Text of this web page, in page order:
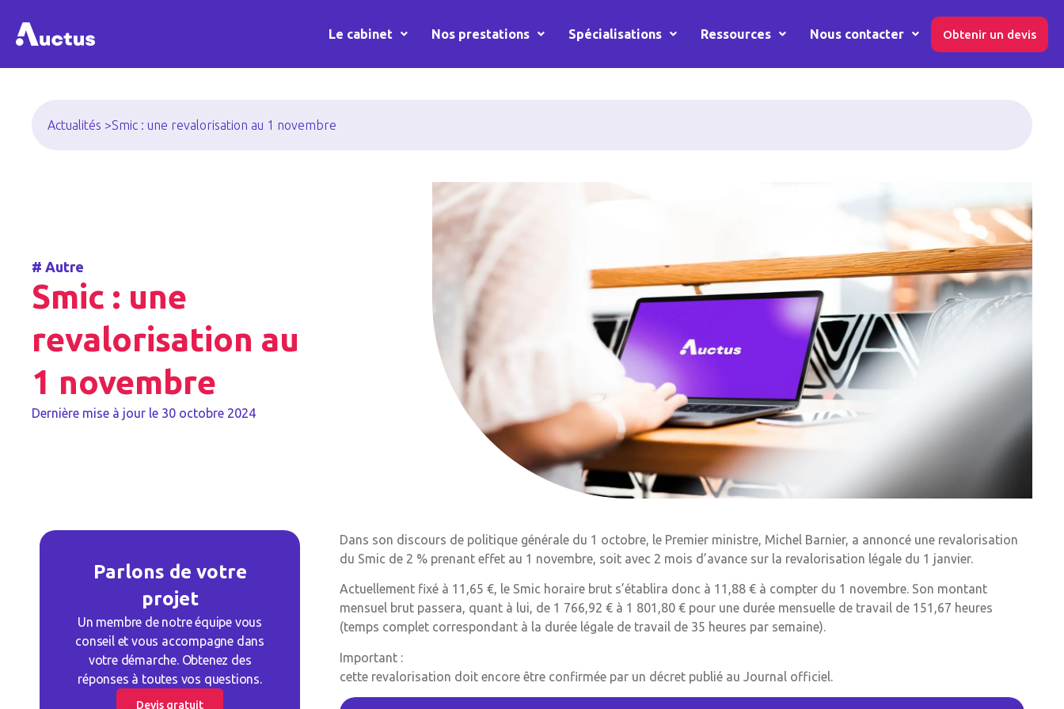
Le cabinet Nos prestations Spécialisations Ressources Nous contacter Obtenir un devis
Actualités >Smic : une revalorisation au 1 novembre
# Autre
Smic : une
revalorisation au
1 novembre
Dernière mise à jour le 30 octobre 2024
Parlons de votre
projet
Un membre de notre équipe vous
conseil et vous accompagne dans
votre démarche. Obtenez des
réponses à toutes vos questions.
Devis gratuit
Dans son discours de politique générale du 1 octobre, le Premier ministre, Michel Barnier, a annoncé une revalorisation
du Smic de 2 % prenant effet au 1 novembre, soit avec 2 mois d’avance sur la revalorisation légale du 1 janvier.
Actuellement fixé à 11,65 €, le Smic horaire brut s’établira donc à 11,88 € à compter du 1 novembre. Son montant
mensuel brut passera, quant à lui, de 1 766,92 € à 1 801,80 € pour une durée mensuelle de travail de 151,67 heures
(temps complet correspondant à la durée légale de travail de 35 heures par semaine).
Important :
cette revalorisation doit encore être confirmée par un décret publié au Journal officiel.